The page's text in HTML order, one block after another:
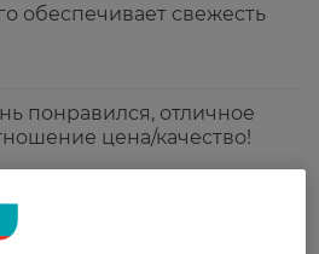
обеспечивает свежесть
понравился, отличное
цена/качество!
подих. Добре
виникнення